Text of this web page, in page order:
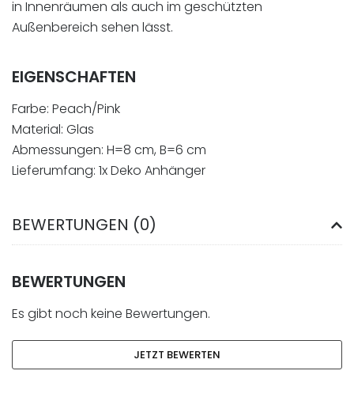
in Innenräumen als auch im geschützten
Außenbereich sehen lässt.
EIGENSCHAFTEN
Farbe: Peach/Pink
Material: Glas
Abmessungen: H=8 cm, B=6 cm
Lieferumfang: 1x Deko Anhänger
BEWERTUNGEN (0)
BEWERTUNGEN
Es gibt noch keine Bewertungen.
JETZT BEWERTEN